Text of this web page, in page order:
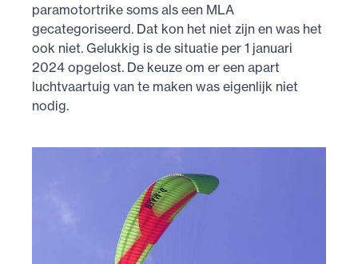
paramotortrike soms als een MLA
gecategoriseerd. Dat kon het niet zijn en was het
ook niet. Gelukkig is de situatie per 1 januari
2024 opgelost. De keuze om er een apart
luchtvaartuig van te maken was eigenlijk niet
nodig.